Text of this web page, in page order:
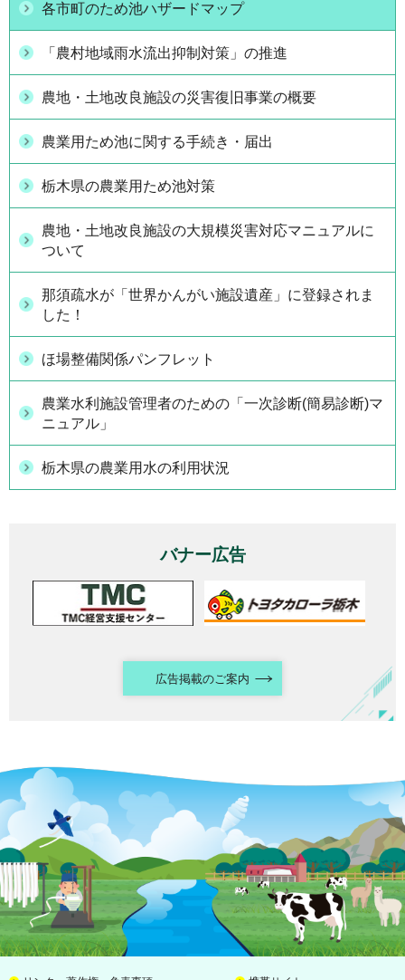
各市町のため池ハザードマップ
「農村地域雨水流出抑制対策」の推進
農地・土地改良施設の災害復旧事業の概要
農業用ため池に関する手続き・届出
栃木県の農業用ため池対策
農地・土地改良施設の大規模災害対応マニュアルに
ついて
那須疏水が「世界かんがい施設遺産」に登録されま
した！
ほ場整備関係パンフレット
農業水利施設管理者のための「一次診断(簡易診断)マ
ニュアル」
栃木県の農業用水の利用状況
バナー広告
広告掲載のご案内